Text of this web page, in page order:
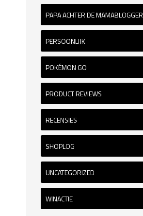
PAPA ACHTER DE MAMABLOGGER
PERSOONLIJK
POKÉMON GO
PRODUCT REVIEWS
RECENSIES
SHOPLOG
UNCATEGORIZED
WINACTIE